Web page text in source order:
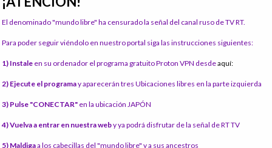
El denominado "mundo libre" ha censurado la señal del canal ruso de TV RT.
Para poder seguir viéndolo en nuestro portal siga las instrucciones siguientes:
1) Instale en su ordenador el programa gratuito Proton VPN desdeaquí:
2) Ejecute el programay aparecerán tres Ubicaciones libres en la parte izquierda
3) Pulse "CONECTAR" en la ubicación JAPÓN
4) Vuelva a entrar en nuestra weby ya podrá disfrutar de la señal de RT TV
5) Maldigaa los cabecillas del "mundo libre" y a sus ancestros